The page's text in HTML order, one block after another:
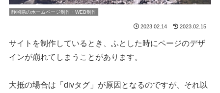
静岡県のホームページ制作・WEB制作
2023.02.14 2023.02.15
サイトを制作しているとき、ふとした時にページのデザ
インが崩れてしまうことがあります。
大抵の場合は「divタグ」が原因となるのですが、それ以